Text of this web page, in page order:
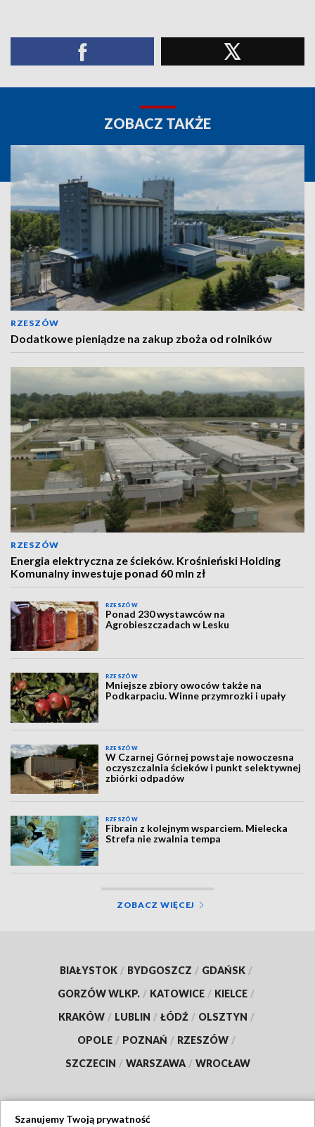
ZOBACZ TAKŻE
RZESZÓW
Dodatkowe pieniądze na zakup zboża od rolników
RZESZÓW
Energia elektryczna ze ścieków. Krośnieński Holding
Komunalny inwestuje ponad 60 mln zł
RZESZÓW
Ponad 230 wystawców na
Agrobieszczadach w Lesku
RZESZÓW
Mniejsze zbiory owoców także na
Podkarpaciu. Winne przymrozki i upały
RZESZÓW
W Czarnej Górnej powstaje nowoczesna
oczyszczalnia ścieków i punkt selektywnej
zbiórki odpadów
RZESZÓW
Fibrain z kolejnym wsparciem. Mielecka
Strefa nie zwalnia tempa
ZOBACZ WIĘCEJ
BIAŁYSTOK / BYDGOSZCZ / GDAŃSK /
GORZÓW WLKP. / KATOWICE / KIELCE /
KRAKÓW / LUBLIN / ŁÓDŹ / OLSZTYN /
OPOLE / POZNAŃ / RZESZÓW /
SZCZECIN / WARSZAWA / WROCŁAW
Szanujemy Twoją prywatność